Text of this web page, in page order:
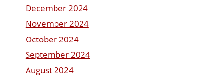
December 2024
November 2024
October 2024
September 2024
August 2024